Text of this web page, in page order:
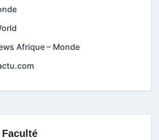
Afrique – Monde